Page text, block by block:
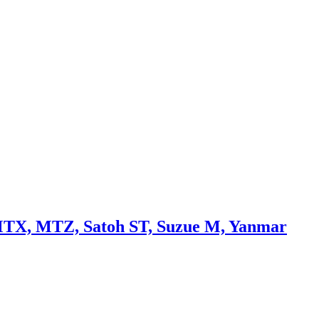
MTZ, Satoh ST, Suzue M, Yanmar